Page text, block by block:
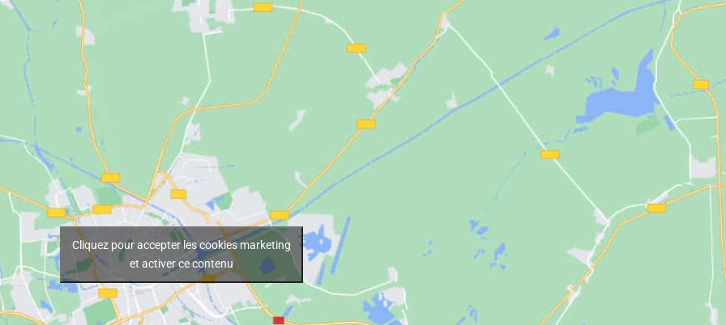
Cliquez pour accepter les cookies marketing
et activer ce contenu